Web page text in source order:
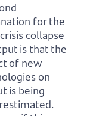
for the
collapse
is that the
of new
on
is being